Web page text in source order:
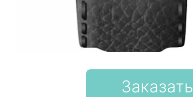
Заказать